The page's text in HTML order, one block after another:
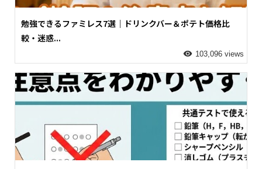
勉強できるファミレス7選｜ドリンクバー＆ポテト価格比
較・迷惑...
103,096 views